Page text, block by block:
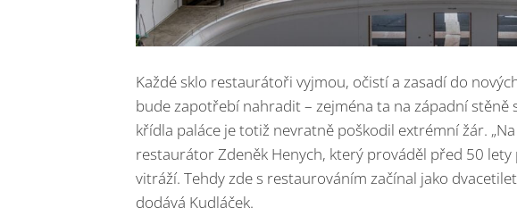
Každé sklo restaurátoři vyjmou, očistí a zasadí do
bude zapotřebí nahradit – zejména ta na západní
křídla paláce je totiž nevratně poškodil extrémní žár.
restaurátor Zdeněk Henych, který prováděl před 50
vitráží. Tehdy zde s restaurováním začínal jako
dodává Kudláček.